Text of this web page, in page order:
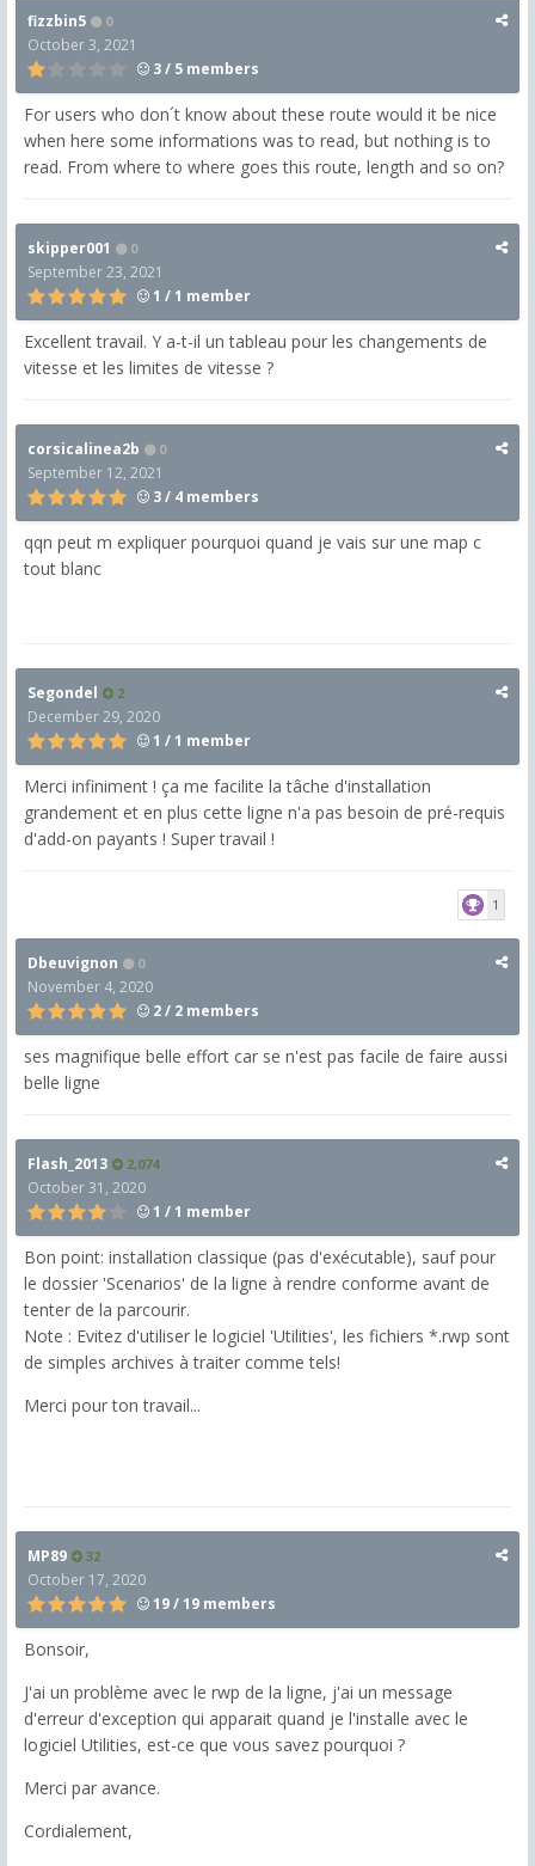
fizzbin5 0
October 3, 2021
3 / 5 members
For users who don´t know about these route would it be nice
when here some informations was to read, but nothing is to
read. From where to where goes this route, length and so on?
skipper001 0
September 23, 2021
1 / 1 member
Excellent travail. Y a-t-il un tableau pour les changements de
vitesse et les limites de vitesse ?
corsicalinea2b 0
September 12, 2021
3 / 4 members
qqn peut m expliquer pourquoi quand je vais sur une map c
tout blanc
Segondel 2
December 29, 2020
1 / 1 member
Merci infiniment ! ça me facilite la tâche d'installation
grandement et en plus cette ligne n'a pas besoin de pré-requis
d'add-on payants ! Super travail !
1
Dbeuvignon 0
November 4, 2020
2 / 2 members
ses magnifique belle effort car se n'est pas facile de faire aussi
belle ligne
Flash_2013 2,074
October 31, 2020
1 / 1 member
Bon point: installation classique (pas d'exécutable), sauf pour
le dossier 'Scenarios' de la ligne à rendre conforme avant de
tenter de la parcourir.
Note : Evitez d'utiliser le logiciel 'Utilities', les fichiers *.rwp sont
de simples archives à traiter comme tels!
Merci pour ton travail...
MP89 32
October 17, 2020
19 / 19 members
Bonsoir,
J'ai un problème avec le rwp de la ligne, j'ai un message
d'erreur d'exception qui apparait quand je l'installe avec le
logiciel Utilities, est-ce que vous savez pourquoi ?
Merci par avance.
Cordialement,